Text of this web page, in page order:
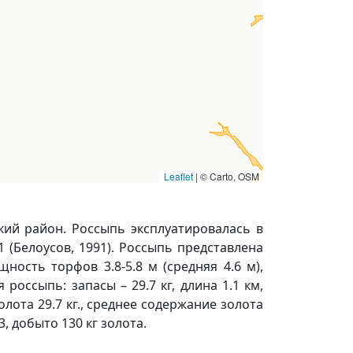
Leaflet | © Carto, OSM
район. Россыпь эксплуатировалась в
1991). Россыпь представлена
торфов 3.8-5.8 м (средняя 4.6 м),
запасы – 29.7 кг, длина 1.1 км,
29.7 кг., среднее содержание золота
добыто 130 кг золота.